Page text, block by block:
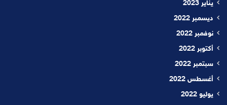
يناير 2023
ديسمبر 2022
نوفمبر 2022
أكتوبر 2022
سبتمبر 2022
أغسطس 2022
يوليو 2022